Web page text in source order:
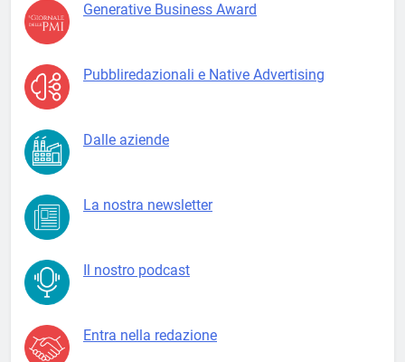
Generative Business Award
Pubbliredazionali e Native Advertising
Dalle aziende
La nostra newsletter
Il nostro podcast
Entra nella redazione